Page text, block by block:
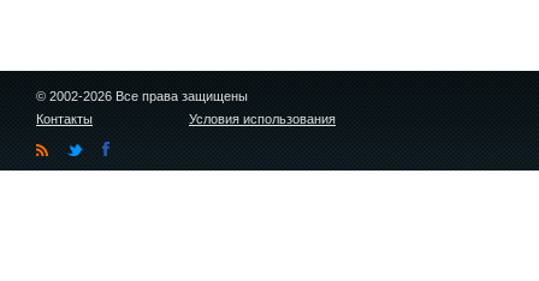
© 2002-2026 Все права защищены
Контакты
Условия использования